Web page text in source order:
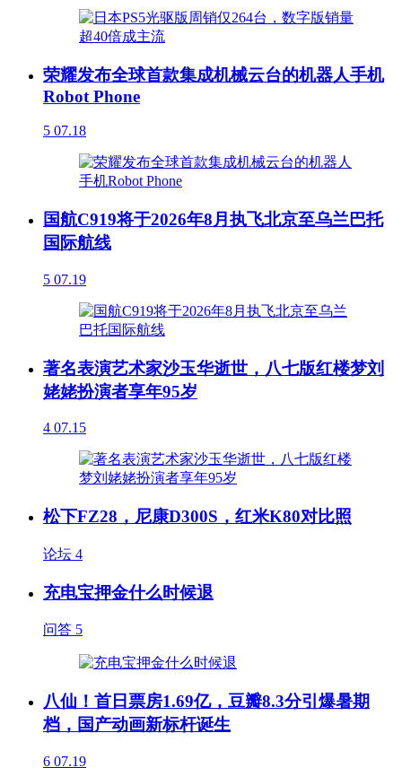
荣耀发布全球首款集成机械云台的机器人手机
Robot Phone
5 07.18
国航C919将于2026年8月执飞北京至乌兰巴托
国际航线
5 07.19
著名表演艺术家沙玉华逝世，八七版红楼梦刘
姥姥扮演者享年95岁
4 07.15
松下FZ28，尼康D300S，红米K80对比照
论坛 4
充电宝押金什么时候退
问答 5
八仙！首日票房1.69亿，豆瓣8.3分引爆暑期
档，国产动画新标杆诞生
6 07.19